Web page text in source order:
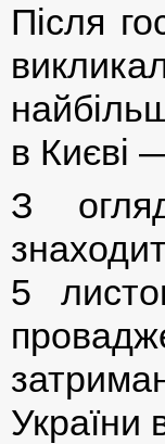
Після
в Києві
З
5
України